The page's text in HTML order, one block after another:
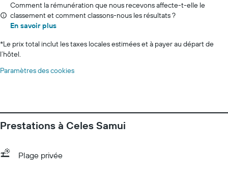
Comment la rémunération que nous recevons affecte-t-elle le
classement et comment classons-nous les résultats ?
En savoir plus
*Le prix total inclut les taxes locales estimées et à payer au départ de
l’hôtel.
Paramètres des cookies
Prestations à Celes Samui
Plage privée